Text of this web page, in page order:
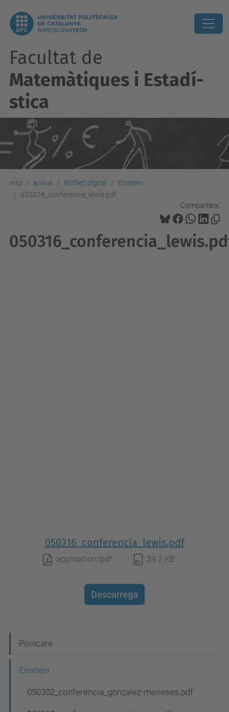
Facultat de
Matemàtiques i Estadí­
stica
Inici arxius Butlletí digital
Einstein
050316_conferencia_lewis.pdf
Comparteix:
050316_conferencia_lewis.pdf
application/pdf 34.2 KB
Descarrega
a
Poincaré
Einstein
050302_conferencia_gonzalez-meneses.pdf